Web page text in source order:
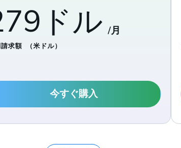
ドル /月
求額 （米ドル）
今すぐ購入